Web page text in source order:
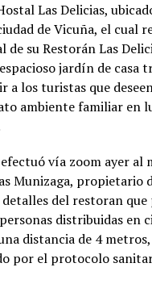
Las Delicias,
de Vicuña, el cual
su Restorán Las
jardín de casa
a los turistas que
ambiente familiar en
vía zoom ayer al
Munizaga, propietario
del restoran que
distribuidas en
distancia de 4
por el protocolo